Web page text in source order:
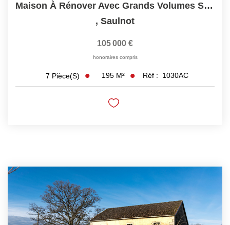
Maison À Rénover Avec Grands Volumes Secteur Saulnot Et...
, Saulnot
105 000 €
honoraires compris
7 Pièce(s) 195 M² Réf : 1030AC